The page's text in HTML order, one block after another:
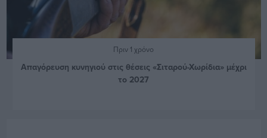
Πριν 1 χρόνο
Απαγόρευση κυνηγιού στις θέσεις «Σιταρού-Χωρίδια» μέχρι
το 2027